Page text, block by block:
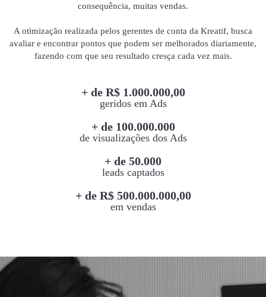
consequência, muitas vendas.
A otimização realizada pelos gerentes de conta da Kreatif, busca
avaliar e encontrar pontos que podem ser melhorados diariamente,
fazendo com que seu resultado cresça cada vez mais.
+ de R$ 1.000.000,00
geridos em Ads
+ de 100.000.000
de visualizações dos Ads
+ de 50.000
leads captados
+ de R$ 500.000.000,00
em vendas